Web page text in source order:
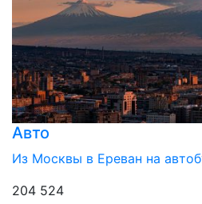
Авто
Из Москвы в Ереван на
204 524